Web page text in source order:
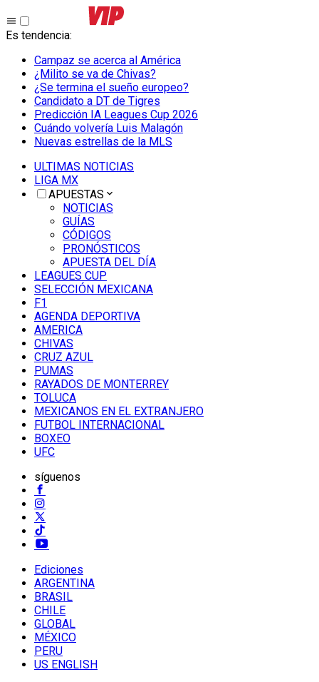
Es tendencia:
Campaz se acerca al América
¿Milito se va de Chivas?
¿Se termina el sueño europeo?
Candidato a DT de Tigres
Predicción IA Leagues Cup 2026
Cuándo volvería Luis Malagón
Nuevas estrellas de la MLS
ULTIMAS NOTICIAS
LIGA MX
APUESTAS
NOTICIAS
GUÍAS
CÓDIGOS
PRONÓSTICOS
APUESTA DEL DÍA
LEAGUES CUP
SELECCIÓN MEXICANA
F1
AGENDA DEPORTIVA
AMERICA
CHIVAS
CRUZ AZUL
PUMAS
RAYADOS DE MONTERREY
TOLUCA
MEXICANOS EN EL EXTRANJERO
FUTBOL INTERNACIONAL
BOXEO
UFC
síguenos
Ediciones
ARGENTINA
BRASIL
CHILE
GLOBAL
MÉXICO
PERU
US ENGLISH